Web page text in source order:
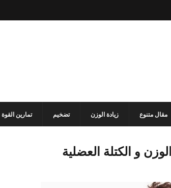
مقال متنوع زيادة الوزن تضخيم تمارين القوة
و الكتلة العضلية